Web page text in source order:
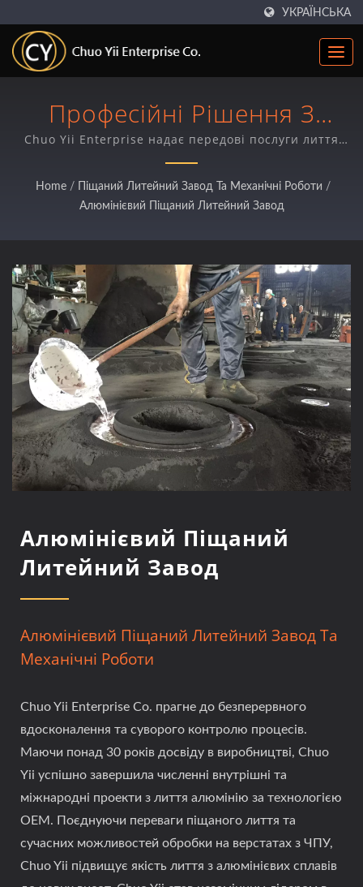
УКРАЇНСЬКА
Професійні Рішення З
Лиття Алюмінієвого Піску
Та Прецизійної Обробки
Chuo Yii Enterprise надає передові послуги лиття
алюмінієвого піску та обробки на верстатах з ЧПУ
для промислових виробників у понад 45 країнах,
спеціалізуючись на великих, складних компонентах
з високим контролем якості.
Home / Піщаний Литейний Завод Та Механічні Роботи /
Алюмінієвий Піщаний Литейний Завод
Алюмінієвий Піщаний
Литейний Завод
Алюмінієвий Піщаний Литейний Завод Та
Механічні Роботи
Chuo Yii Enterprise Co. прагне до безперервного
вдосконалення та суворого контролю процесів.
Маючи понад 30 років досвіду в виробництві, Chuo
Yii успішно завершила численні внутрішні та
міжнародні проекти з лиття алюмінію за технологією
OEM. Поєднуючи переваги піщаного лиття та
сучасних можливостей обробки на верстатах з ЧПУ,
Chuo Yii підвищує якість лиття з алюмінієвих сплавів